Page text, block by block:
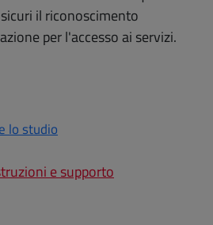
il riconoscimento
per l'accesso ai servizi.
lo studio
e supporto